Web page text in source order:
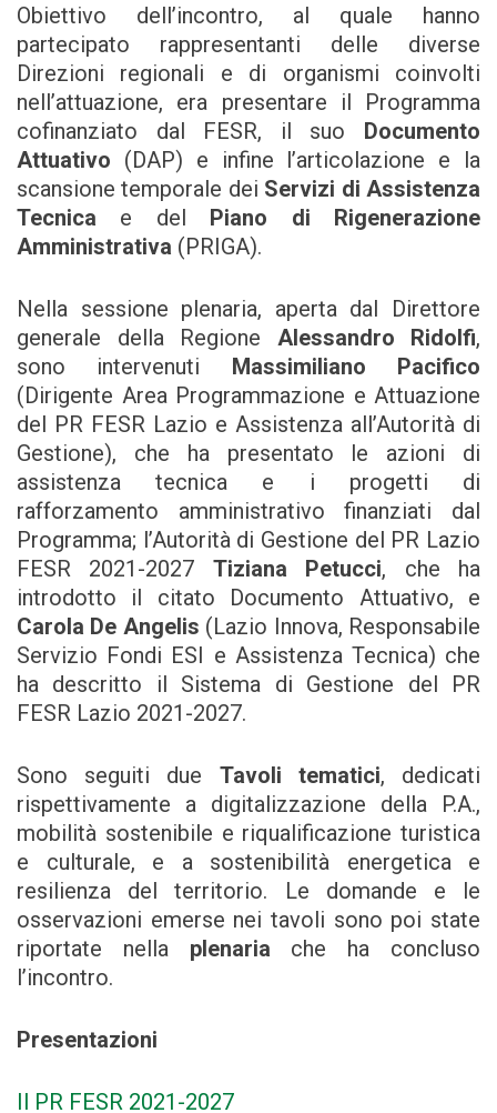
Obiettivo dell’incontro, al quale hanno
partecipato rappresentanti delle diverse
Direzioni regionali e di organismi coinvolti
nell’attuazione, era presentare il Programma
cofinanziato dal FESR, il suo Documento
Attuativo (DAP) e infine l’articolazione e la
scansione temporale dei Servizi di Assistenza
Tecnica e del Piano di Rigenerazione
Amministrativa (PRIGA).
Nella sessione plenaria, aperta dal Direttore
generale della Regione Alessandro Ridolfi,
sono intervenuti Massimiliano Pacifico
(Dirigente Area Programmazione e Attuazione
del PR FESR Lazio e Assistenza all’Autorità di
Gestione), che ha presentato le azioni di
assistenza tecnica e i progetti di
rafforzamento amministrativo finanziati dal
Programma; l’Autorità di Gestione del PR Lazio
FESR 2021-2027 Tiziana Petucci, che ha
introdotto il citato Documento Attuativo, e
Carola De Angelis (Lazio Innova, Responsabile
Servizio Fondi ESI e Assistenza Tecnica) che
ha descritto il Sistema di Gestione del PR
FESR Lazio 2021-2027.
Sono seguiti due Tavoli tematici, dedicati
rispettivamente a digitalizzazione della P.A.,
mobilità sostenibile e riqualificazione turistica
e culturale, e a sostenibilità energetica e
resilienza del territorio. Le domande e le
osservazioni emerse nei tavoli sono poi state
riportate nella plenaria che ha concluso
l’incontro.
Presentazioni
Il PR FESR 2021-2027